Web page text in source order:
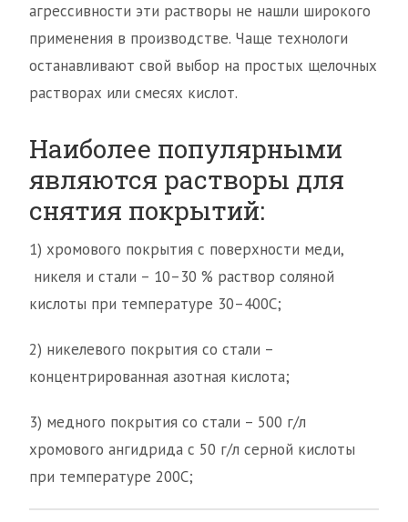
агрессивности эти растворы не нашли широкого
применения в производстве. Чаще технологи
останавливают свой выбор на простых щелочных
растворах или смесях кислот.
Наиболее популярными
являются растворы для
снятия покрытий:
1) хромового покрытия с поверхности меди,
никеля и стали – 10–30 % раствор соляной
кислоты при температуре 30–400С;
2) никелевого покрытия со стали –
концентрированная азотная кислота;
3) медного покрытия со стали – 500 г/л
хромового ангидрида с 50 г/л серной кислоты
при температуре 200С;